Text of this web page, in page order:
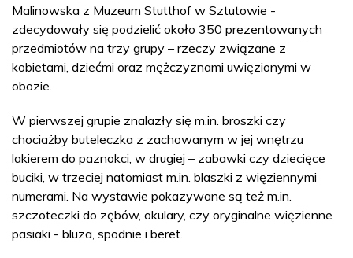
Malinowska z Muzeum Stutthof w Sztutowie -
zdecydowały się podzielić około 350 prezentowanych
przedmiotów na trzy grupy – rzeczy związane z
kobietami, dziećmi oraz mężczyznami uwięzionymi w
obozie.
W pierwszej grupie znalazły się m.in. broszki czy
chociażby buteleczka z zachowanym w jej wnętrzu
lakierem do paznokci, w drugiej – zabawki czy dziecięce
buciki, w trzeciej natomiast m.in. blaszki z więziennymi
numerami. Na wystawie pokazywane są też m.in.
szczoteczki do zębów, okulary, czy oryginalne więzienne
pasiaki - bluza, spodnie i beret.